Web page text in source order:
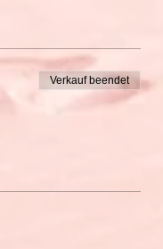
Verkauf beendet